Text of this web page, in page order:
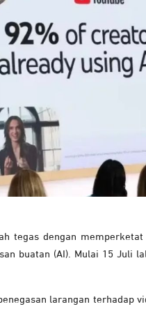
tegas dengan
buatan (AI). Mulai 15 Juli
larangan terhadap